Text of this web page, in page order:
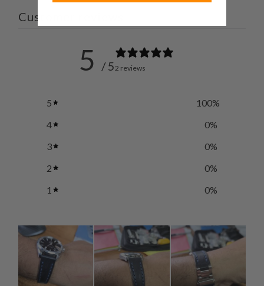
Customer reviews
5 / 52 reviews
5 100%
4
0%
3
0%
2
0%
1
0%